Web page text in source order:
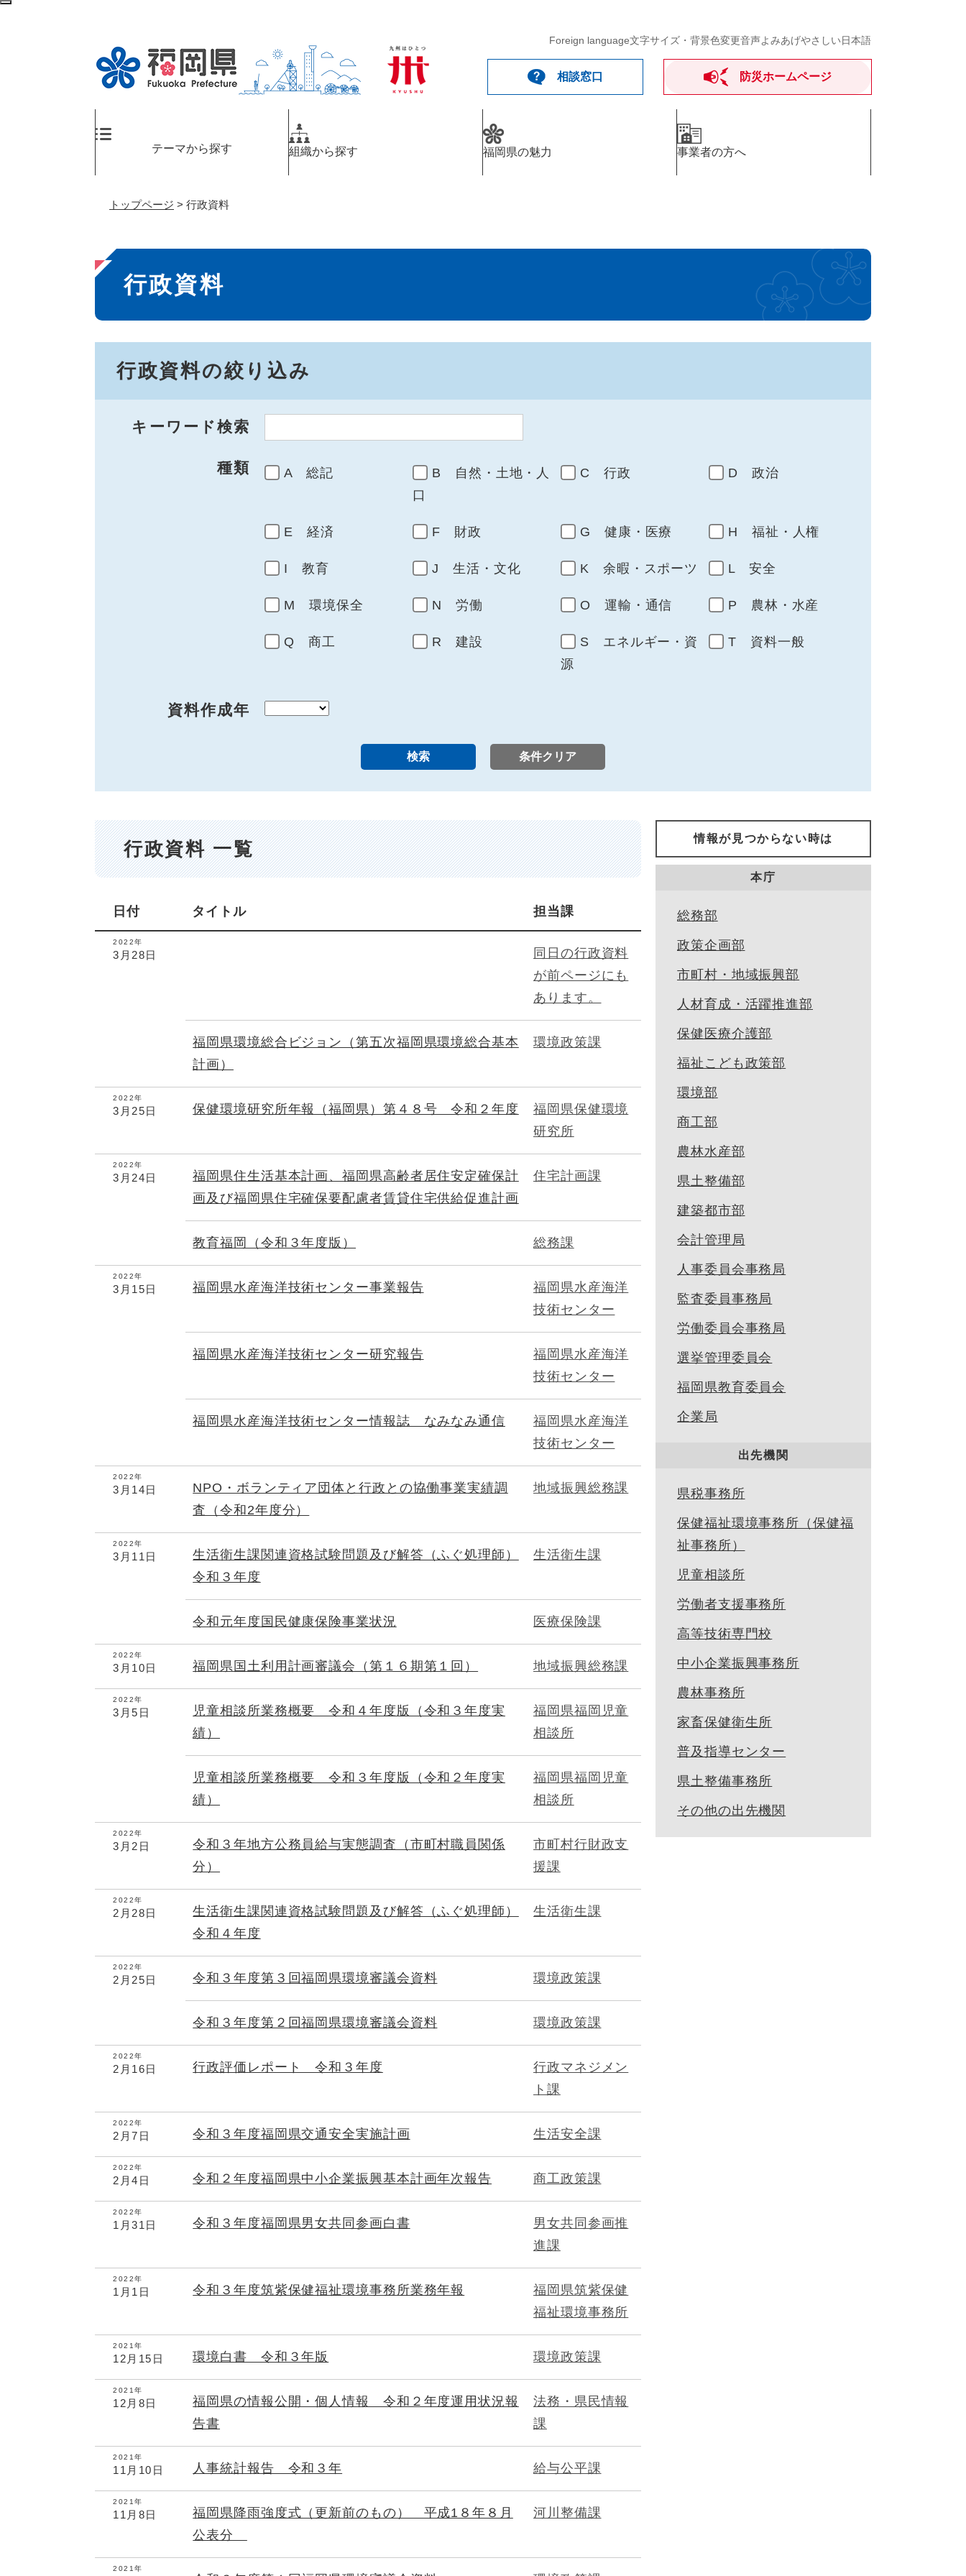
ペ
メ
Foreign language文字サイズ・背景色変更音声よみあげやさしい日本語
相談窓口 防災ホームページ
テーマから探す 組織から探す 福岡県の魅力 事業者の方へ
トップページ > 行政資料
本
文
行政資料
行政資料の絞り込み
キーワード検索
種類 A 総記
B 自然・土地・人
口
C 行政 D 政治
E 経済 F 財政 G 健康・医療 H 福祉・人権
I 教育 J 生活・文化 K 余暇・スポーツ L 安全
M 環境保全 N 労働 O 運輸・通信 P 農林・水産
Q 商工 R 建設
S エネルギー・資
源
T 資料一般
資料作成年
行政資料 一覧
日付 タイトル 担当課
2022年
3月28日
同日の行政資料
が前ページにも
あります。
福岡県環境総合ビジョン（第五次福岡県環境総合基本
計画）
環境政策課
2022年
3月25日 保健環境研究所年報（福岡県）第４８号 令和２年度
福岡県保健環境
研究所
2022年
3月24日
福岡県住生活基本計画、福岡県高齢者居住安定確保計
画及び福岡県住宅確保要配慮者賃貸住宅供給促進計画
住宅計画課
教育福岡（令和３年度版） 総務課
2022年
3月15日 福岡県水産海洋技術センター事業報告
福岡県水産海洋
技術センター
福岡県水産海洋技術センター研究報告
福岡県水産海洋
技術センター
福岡県水産海洋技術センター情報誌 なみなみ通信
福岡県水産海洋
技術センター
2022年
3月14日
NPO・ボランティア団体と行政との協働事業実績調
査（令和2年度分）
地域振興総務課
2022年
3月11日
生活衛生課関連資格試験問題及び解答（ふぐ処理師）
令和３年度
生活衛生課
令和元年度国民健康保険事業状況 医療保険課
2022年
3月10日 福岡県国土利用計画審議会（第１６期第１回） 地域振興総務課
2022年
3月5日
児童相談所業務概要 令和４年度版（令和３年度実
績）
福岡県福岡児童
相談所
児童相談所業務概要 令和３年度版（令和２年度実
績）
福岡県福岡児童
相談所
2022年
3月2日
令和３年地方公務員給与実態調査（市町村職員関係
分）
市町村行財政支
援課
2022年
2月28日
生活衛生課関連資格試験問題及び解答（ふぐ処理師）
令和４年度
生活衛生課
2022年
2月25日 令和３年度第３回福岡県環境審議会資料 環境政策課
令和３年度第２回福岡県環境審議会資料 環境政策課
2022年
2月16日 行政評価レポート 令和３年度
行政マネジメン
ト課
2022年
2月7日 令和３年度福岡県交通安全実施計画 生活安全課
2022年
2月4日 令和２年度福岡県中小企業振興基本計画年次報告 商工政策課
2022年
1月31日 令和３年度福岡県男女共同参画白書
男女共同参画推
進課
2022年
1月1日 令和３年度筑紫保健福祉環境事務所業務年報
福岡県筑紫保健
福祉環境事務所
2021年
12月15日 環境白書 令和３年版 環境政策課
2021年
12月8日
福岡県の情報公開・個人情報 令和２年度運用状況報
告書
法務・県民情報
課
2021年
11月10日 人事統計報告 令和３年 給与公平課
2021年
11月8日
福岡県降雨強度式（更新前のもの） 平成1８年８月
公表分
河川整備課
2021年
情報が見つからない時は
本庁
総務部
政策企画部
市町村・地域振興部
人材育成・活躍推進部
保健医療介護部
福祉こども政策部
環境部
商工部
農林水産部
県土整備部
建築都市部
会計管理局
人事委員会事務局
監査委員事務局
労働委員会事務局
選挙管理委員会
福岡県教育委員会
企業局
出先機関
県税事務所
保健福祉環境事務所（保健福
祉事務所）
児童相談所
労働者支援事務所
高等技術専門校
中小企業振興事務所
農林事務所
家畜保健衛生所
普及指導センター
県土整備事務所
その他の出先機関